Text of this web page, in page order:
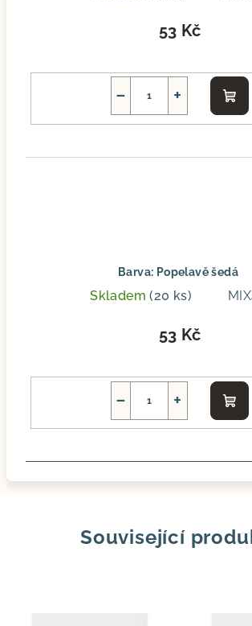
53 Kč
+
−
Do
Barva: Popelavě šedá
Skladem(20 ks)
53 Kč
+
−
Do
Související